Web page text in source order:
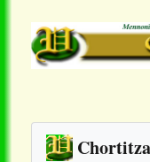
Chortitza